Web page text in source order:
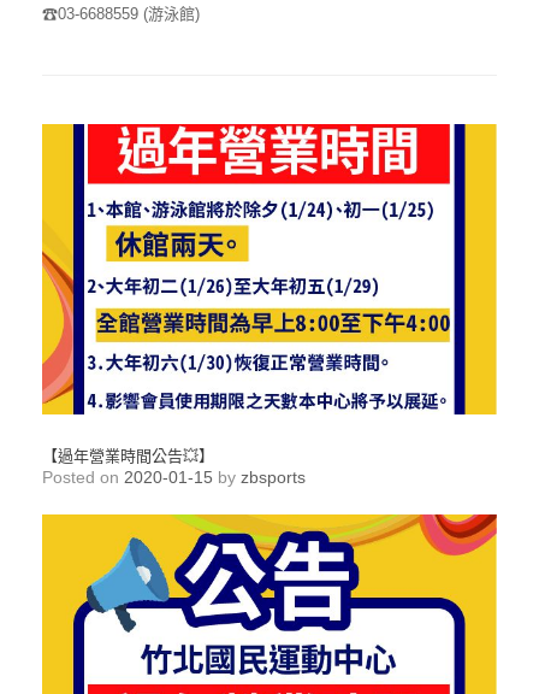
☎03-6688559 (游泳館)
【過年營業時間公告💥】
Posted on 2020-01-15 by zbsports